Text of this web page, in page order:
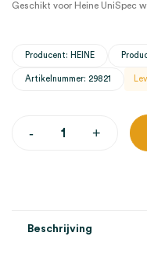
Geschikt voor Heine UniSpec
Producent: HEINE
Artikelnummer: 29821
- +
Beschrijving